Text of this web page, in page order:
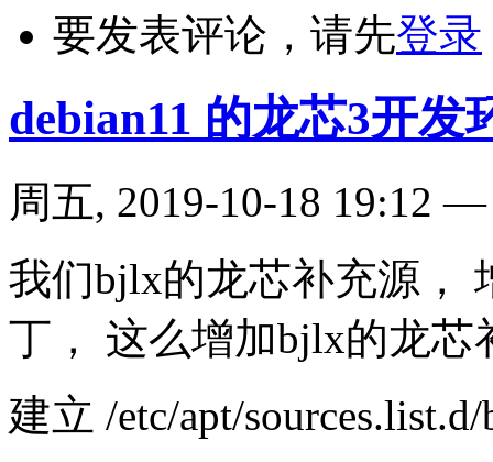
要发表评论，请先登录
debian11 的龙芯3开发
周五, 2019-10-18 19:12
我们bjlx的龙芯补充源，
丁， 这么增加bjlx的龙芯
建立 /etc/apt/